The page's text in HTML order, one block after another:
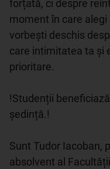
forțată, ci despre
moment în care
vorbești deschis
care intimitatea ta și
prioritare.
!Studenții
ședință.!
Sunt Tudor Iacoban,
absolvent al